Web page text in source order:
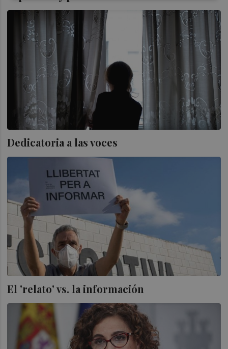
Dedicatoria a las voces
El 'relato' vs. la información